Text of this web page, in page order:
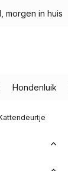
morgen in huis
Hondenluik